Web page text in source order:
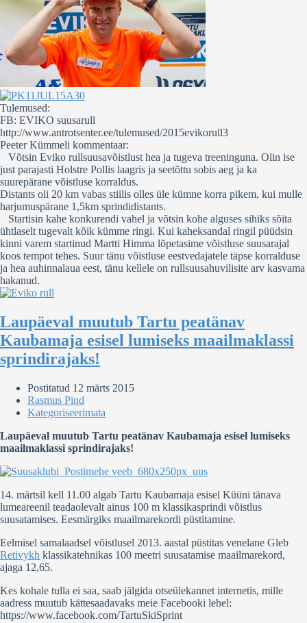
Tulemused:
FB: EVIKO suusarull
http://www.antrotsenter.ee/tulemused/2015evikorull3
Peeter Kümmeli kommentaar:
Võtsin Eviko rullsuusavõistlust hea ja tugeva treeninguna. Olin ise
just parajasti Holstre Pollis laagris ja seetõttu sobis aeg ja ka
suurepärane võistluse korraldus.
Distants oli 20 km vabas stiilis olles üle kümne korra pikem, kui mulle
harjumuspärane 1,5km sprindidistants.
Startisin kahe konkurendi vahel ja võtsin kohe alguses sihiks sõita
ühtlaselt tugevalt kõik kümme ringi. Kui kaheksandal ringil püüdsin
kinni varem startinud Martti Himma lõpetasime võistluse suusarajal
koos tempot tehes. Suur tänu võistluse eestvedajatele täpse korralduse
ja hea auhinnalaua eest, tänu kellele on rullsuusahuvilisite arv kasvama
hakanud.
Laupäeval muutub Tartu peatänav
Kaubamaja esisel lumiseks maailmaklassi
sprindirajaks!
Postitatud 12 märts 2015
Rasmus Pind
Kategoriseerimata
Laupäeval muutub Tartu peatänav Kaubamaja esisel lumiseks
maailmaklassi sprindirajaks!
14. märtsil kell 11.00 algab Tartu Kaubamaja esisel Küüni tänava
lumeareenil teadaolevalt ainus 100 m klassikasprindi võistlus
suusatamises. Eesmärgiks maailmarekordi püstitamine.
Eelmisel samalaadsel võistlusel 2013. aastal püstitas venelane Gleb
Retivykh klassikatehnikas 100 meetri suusatamise maailmarekord,
ajaga 12,65.
Kes kohale tulla ei saa, saab jälgida otseülekannet internetis, mille
aadress muutub kättesaadavaks meie Facebooki lehel:
https://www.facebook.com/TartuSkiSprint